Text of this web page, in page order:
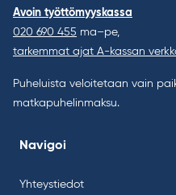
Avoin työttömyyskassa
020 690 455 ma–pe,
tarkemmat ajat A-kassan
Puheluista veloitetaan vain
matkapuhelinmaksu.
Navigoi
Yhteystiedot